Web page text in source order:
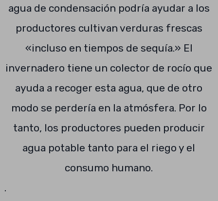
agua de condensación podría ayudar a los
productores cultivan verduras frescas
«incluso en tiempos de sequía.» El
invernadero tiene un colector de rocío que
ayuda a recoger esta agua, que de otro
modo se perdería en la atmósfera. Por lo
tanto, los productores pueden producir
agua potable tanto para el riego y el
consumo humano.
.